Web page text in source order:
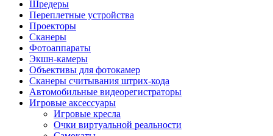
Шредеры
Переплетные устройства
Проекторы
Сканеры
Фотоаппараты
Экшн-камеры
Объективы для фотокамер
Сканеры считывания штрих-кода
Автомобильные видеорегистраторы
Игровые аксессуары
Игровые кресла
Очки виртуальной реальности